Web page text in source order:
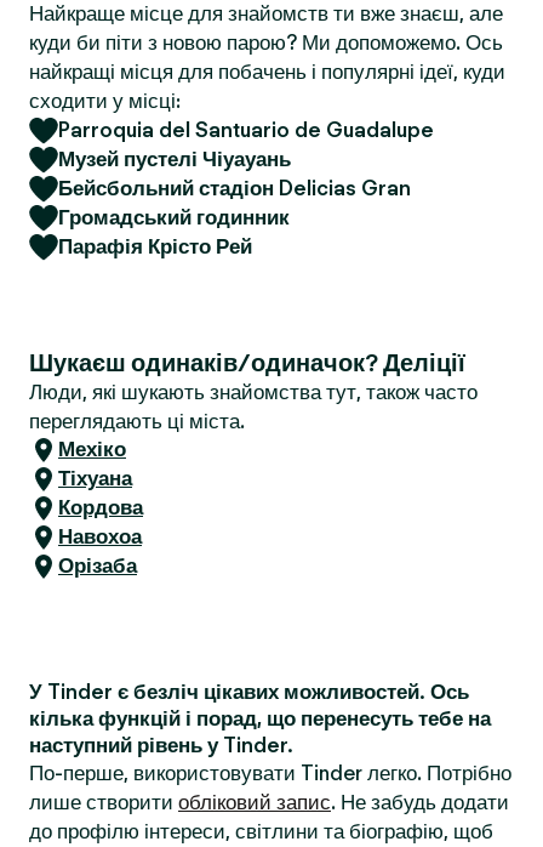
Найкраще місце для знайомств ти вже знаєш, але
куди би піти з новою парою? Ми допоможемо. Ось
найкращі місця для побачень і популярні ідеї, куди
сходити у місці:
Parroquia del Santuario de Guadalupe
Музей пустелі Чіуауань
Бейсбольний стадіон Delicias Gran
Громадський годинник
Парафія Крісто Рей
Шукаєш одинаків/одиначок? Деліції
Люди, які шукають знайомства тут, також часто
переглядають ці міста.
Мехіко
Тіхуана
Кордова
Навохоа
Орізаба
У Tinder є безліч цікавих можливостей. Ось
кілька функцій і порад, що перенесуть тебе на
наступний рівень у Tinder.
По-перше, використовувати Tinder легко. Потрібно
лише створити обліковий запис. Не забудь додати
до профілю інтереси, світлини та біографію, щоб